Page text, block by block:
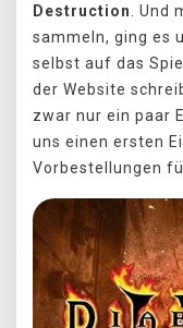
Destruction
.
sammeln, ging es
selbst auf das
der Website
zwar nur ein paar
uns einen ersten
Vorbestellungen